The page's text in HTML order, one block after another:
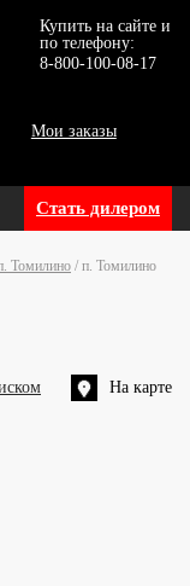
Купить на сайте и
по телефону:
8-800-100-08-17
Мои заказы
Стать дилером
Томилино / п. Томилино
На карте